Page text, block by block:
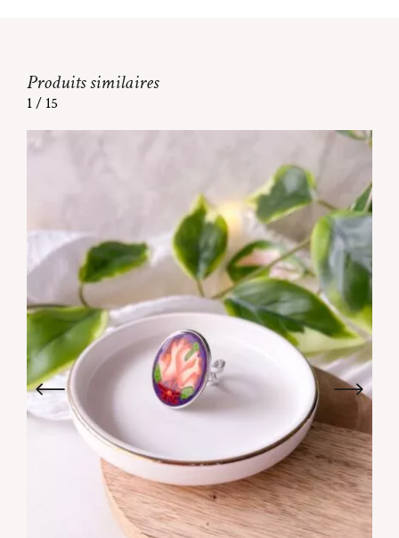
Produits similaires
1/ 15